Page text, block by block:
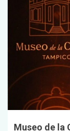
Museo de la